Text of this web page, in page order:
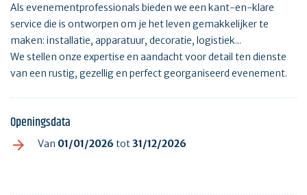
Als evenementprofessionals bieden we een kant-en-klare
service die is ontworpen om je het leven gemakkelijker te
maken: installatie, apparatuur, decoratie, logistiek...
We stellen onze expertise en aandacht voor detail ten dienste
van een rustig, gezellig en perfect georganiseerd evenement.
Openingsdata
Van 01/01/2026 tot31/12/2026